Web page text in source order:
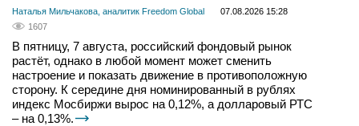
Наталья Мильчакова, аналитик Freedom Global
07.08.2026 15:28
1607
В пятницу, 7 августа, российский фондовый рынок
растёт, однако в любой момент может сменить
настроение и показать движение в противоположную
сторону. К середине дня номинированный в рублях
индекс Мосбиржи вырос на 0,12%, а долларовый РТС
– на 0,13%.